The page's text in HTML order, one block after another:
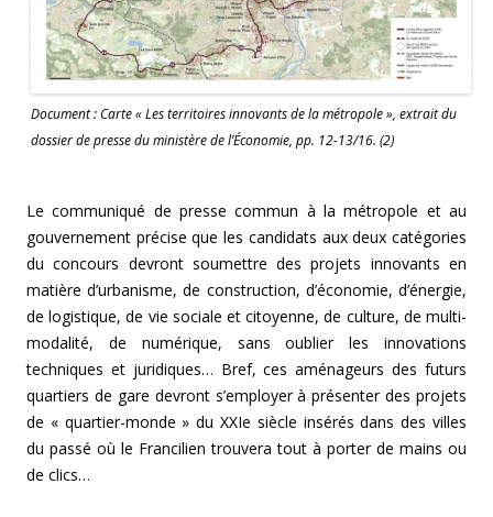
Document : Carte « Les territoires innovants de la métropole », extrait du
dossier de presse du ministère de l’Économie, pp. 12-13/16. (2)
Le communiqué de presse commun à la métropole et au
gouvernement précise que les candidats aux deux catégories
du concours devront soumettre des projets innovants en
matière d’urbanisme, de construction, d’économie, d’énergie,
de logistique, de vie sociale et citoyenne, de culture, de multi-
modalité, de numérique, sans oublier les innovations
techniques et juridiques… Bref, ces aménageurs des futurs
quartiers de gare devront s’employer à présenter des projets
de « quartier-monde » du XXIe siècle insérés dans des villes
du passé où le Francilien trouvera tout à porter de mains ou
de clics…